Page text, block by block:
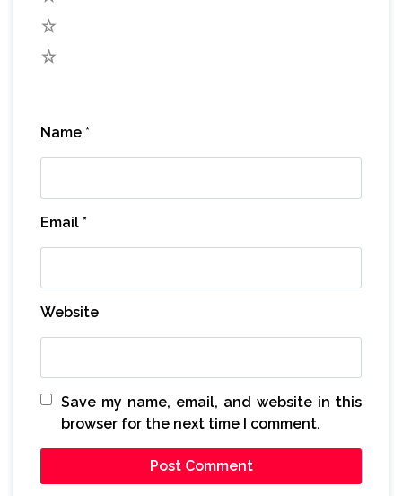
Name *
Email *
Website
Save my name, email, and website in this
browser for the next time I comment.